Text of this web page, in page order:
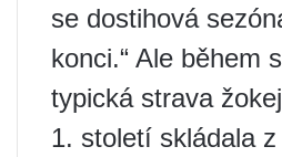
se dostihová
konci.“ Ale během
typická strava
1. století skládala